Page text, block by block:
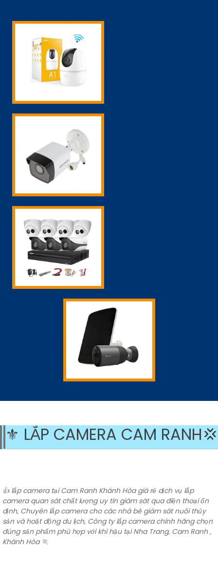
⚜️ LẮP CAMERA CAM RANH💢
️👍️ lắp camera tại Cam Ranh Khánh Hòa giá rẻ dịch vụ lắp
camera quan sát chất lượng uy tín giám sát qua điện thoại ổn
định, Chuyên lắp camera cho các nhà bè giám sát nuôi thủy
sản và hoặt động du lịch, Công ty lắp camera chính hãng chọn
đúng sản phẩm phù hợp với khí hậu tại Nha Trang, Cam Ranh ,
Khánh Hòa 🏃